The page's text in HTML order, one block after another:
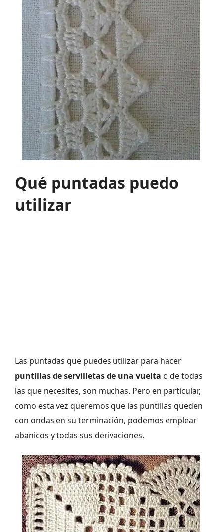
Qué puntadas puedo
utilizar
Las puntadas que puedes utilizar para hacer
puntillas de servilletas de una vuelta o de todas
las que necesites, son muchas. Pero en particular,
como esta vez queremos que las puntillas queden
con ondas en su terminación, podemos emplear
abanicos y todas sus derivaciones.